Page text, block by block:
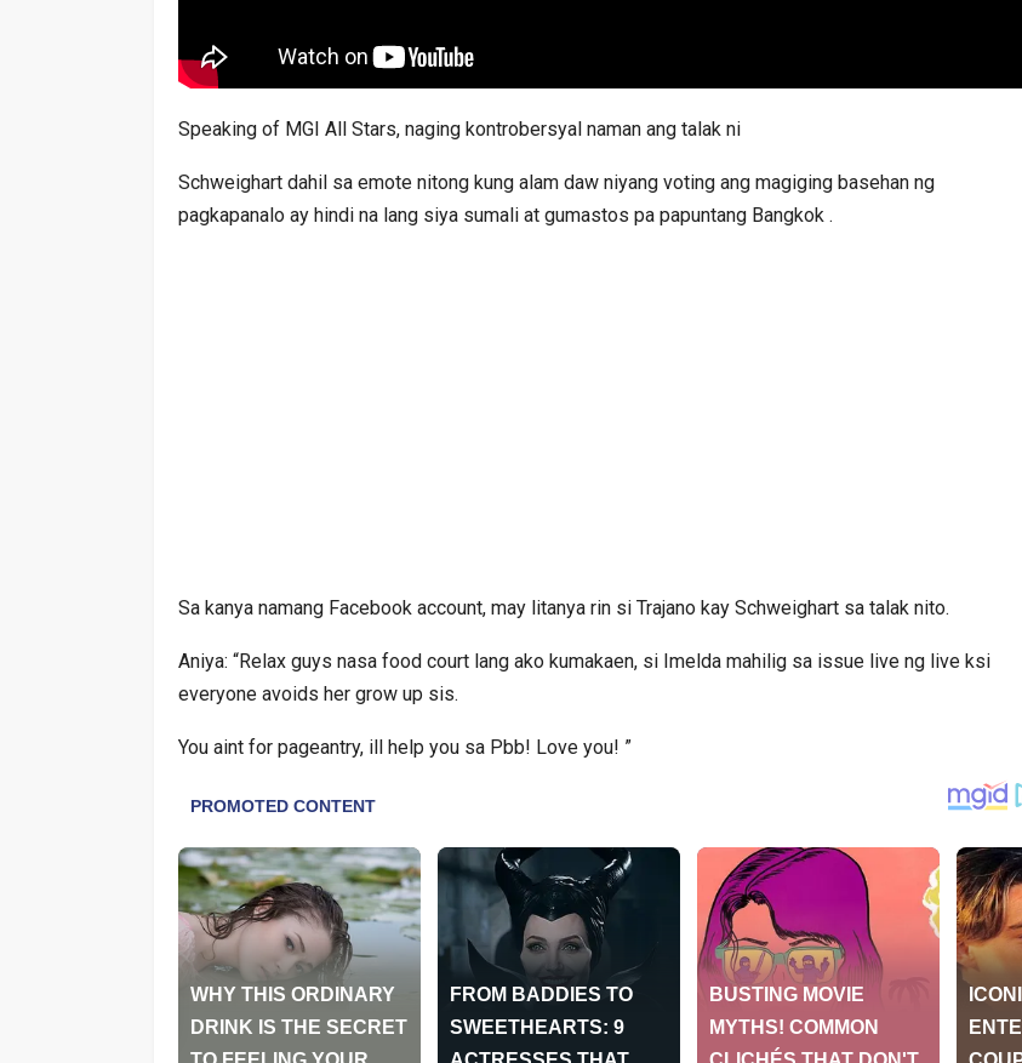
Speaking of MGI All Stars, naging kontrobersyal naman ang talak ni
Schweighart dahil sa emote nitong kung alam daw niyang voting ang magiging basehan ng
pagkapanalo ay hindi na lang siya sumali at gumastos pa papuntang Bangkok .
Sa kanya namang Facebook account, may litanya rin si Trajano kay Schweighart sa talak nito.
Aniya: “Relax guys nasa food court lang ako kumakaen, si Imelda mahilig sa issue live ng live ksi
everyone avoids her grow up sis.
You aint for pageantry, ill help you sa Pbb! Love you! ”